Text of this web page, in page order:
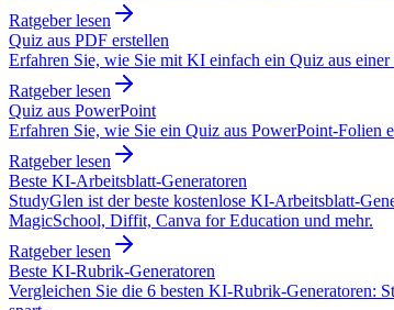
Ratgeber lesen
Quiz aus PDF erstellen
Erfahren Sie, wie Sie mit KI einfach ein Quiz aus
Ratgeber lesen
Quiz aus PowerPoint
Erfahren Sie, wie Sie ein Quiz aus PowerPoint-Folien
Ratgeber lesen
Beste KI-Arbeitsblatt-Generatoren
StudyGlen ist der beste kostenlose KI-Arbeitsblatt-
MagicSchool, Diffit, Canva for Education und mehr.
Ratgeber lesen
Beste KI-Rubrik-Generatoren
Vergleichen Sie die 6 besten KI-Rubrik-Generatoren: